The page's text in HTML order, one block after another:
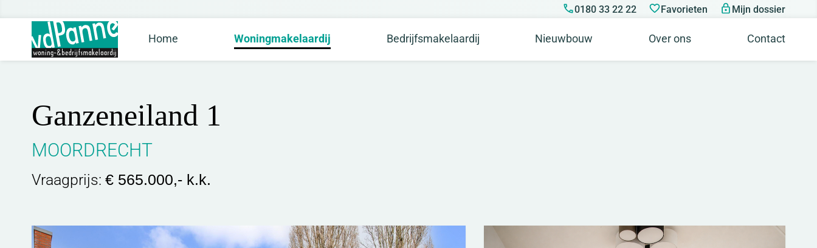
0180 33 22 22 Favorieten Mijn dossier
Home Woningmakelaardij Bedrijfsmakelaardij Nieuwbouw Over ons Contact
Ganzeneiland 1
MOORDRECHT
Vraagprijs: € 565.000,- k.k.